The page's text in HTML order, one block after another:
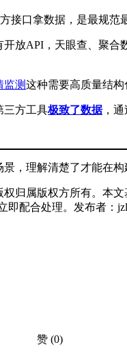
接口拿数据，是最规范
放API，天眼查、聚
监测这种需要高质量结构
三方工具极致了数据，通
，理解清楚了才能在
归属版权方所有。本
即配合处理。发布者：
赞 (0)